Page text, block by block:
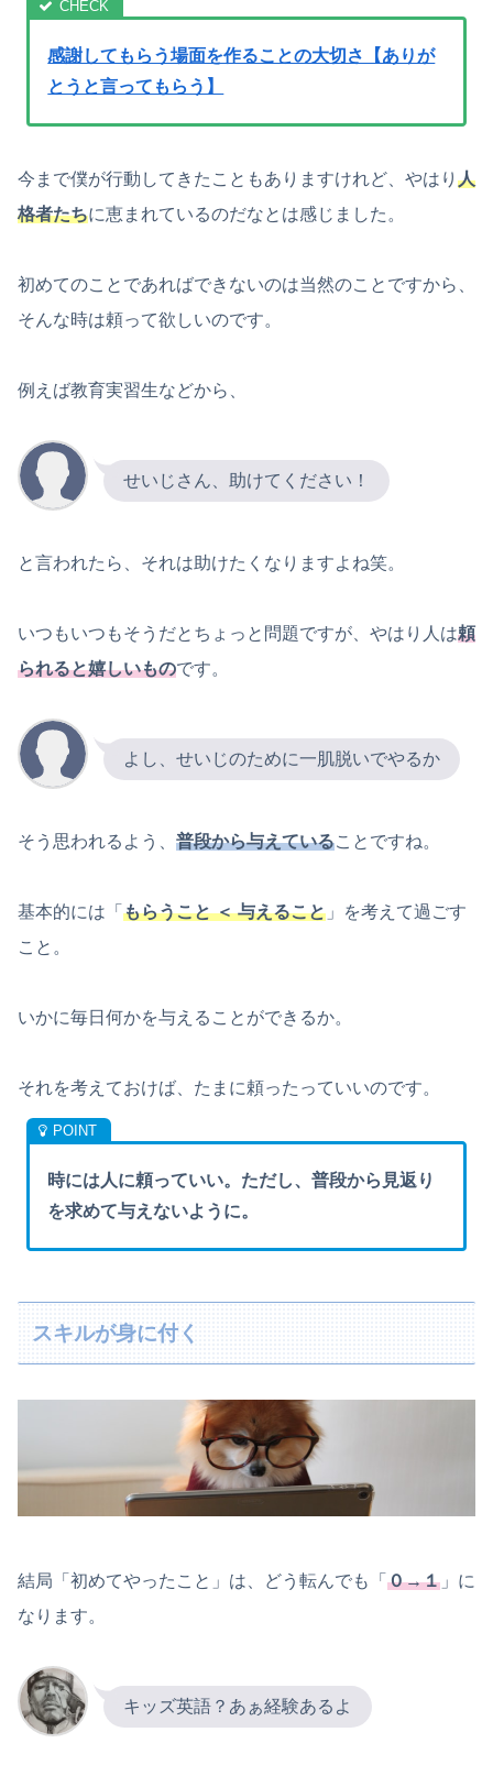
感謝してもらう場面を作ることの大切さ【ありが
とうと言ってもらう】
今まで僕が行動してきたこともありますけれど、やはり 人
格者たちに恵まれているのだなとは感じました。
初めてのことであればできないのは当然のことですから、
そんな時は頼って欲しいのです。
例えば教育実習生などから、
せいじさん、助けてください！
と言われたら、それは助けたくなりますよね笑。
いつもいつもそうだとちょっと問題ですが、やはり人は頼
られると嬉しいものです。
よし、せいじのために一肌脱いでやるか
そう思われるよう、 普段から与えていることですね。
基本的には「 もらうこと ＜ 与えること 」を考えて過ごす
こと。
いかに毎日何かを与えることができるか。
それを考えておけば、たまに頼ったっていいのです。
時には人に頼っていい。ただし、普段から見返り
を求めて与えないように。
スキルが身に付く
結局「初めてやったこと」は、どう転んでも「 ０→１ 」に
なります。
キッズ英語？あぁ経験あるよ